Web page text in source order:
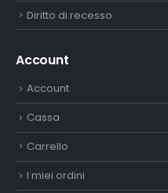
Diritto di recesso
Account
Account
Cassa
Carrello
I miei ordini